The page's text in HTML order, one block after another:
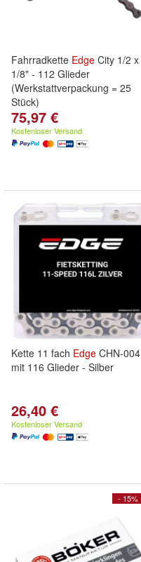
Fahrradkette Edge City 1/2 x
1/8" - 112 Glieder
(Werkstattverpackung = 25
Stück)
75,97 €
Kostenloser Versand
Kette 11 fach Edge CHN-004
mit 116 Glieder - Silber
26,40 €
Kostenloser Versand
- 15%